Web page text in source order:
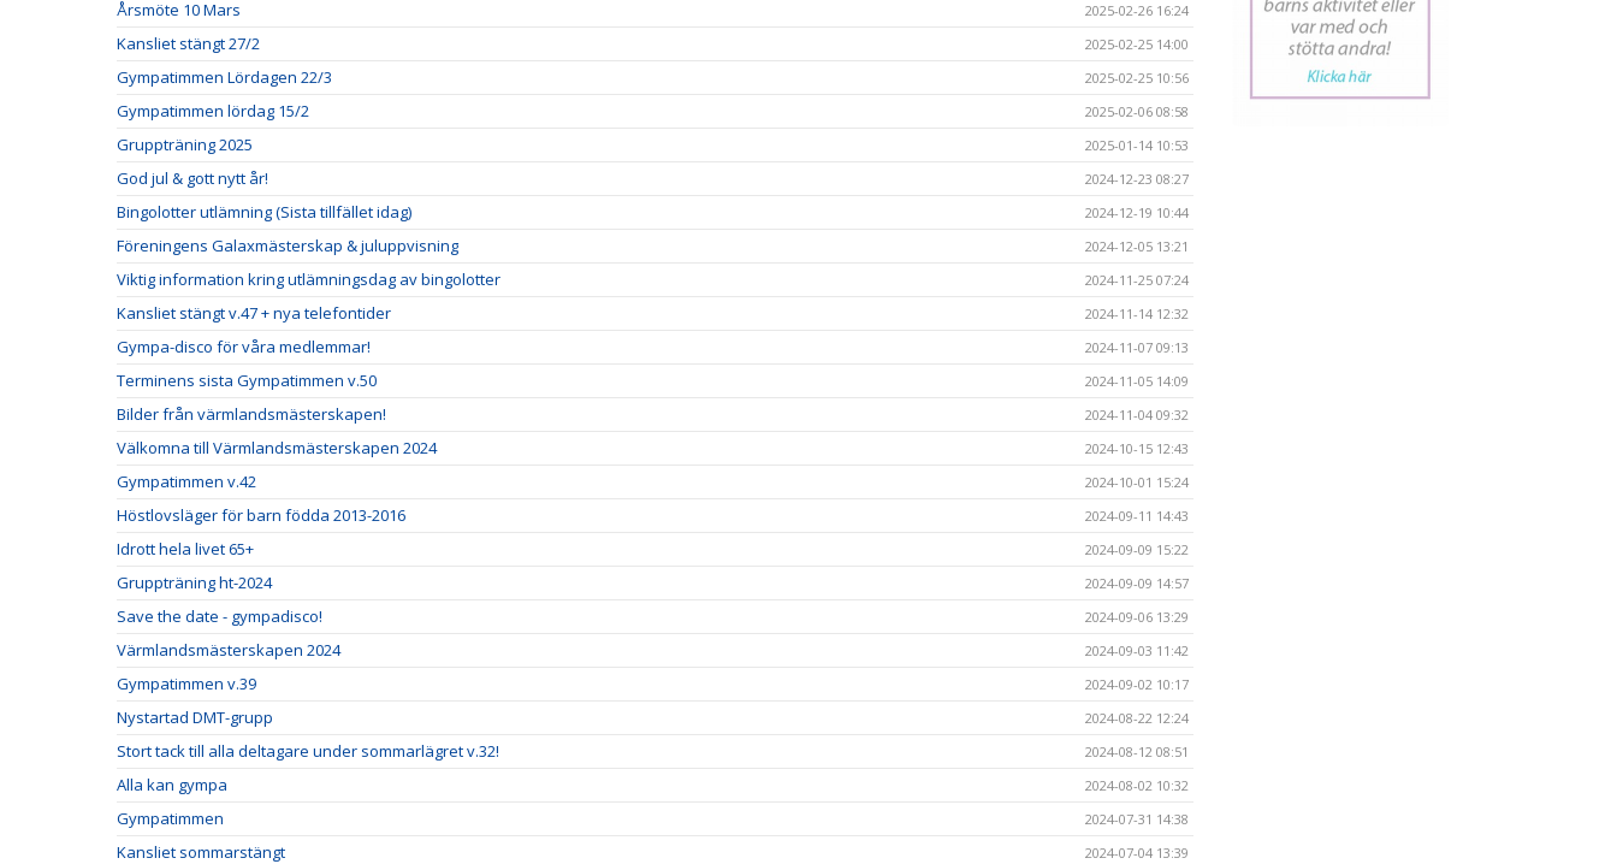
Årsmöte 10 Mars 2025-02-26 16:24
Kansliet stängt 27/2 2025-02-25 14:00
Gympatimmen Lördagen 22/3 2025-02-25 10:56
Gympatimmen lördag 15/2 2025-02-06 08:58
Gruppträning 2025 2025-01-14 10:53
God jul & gott nytt år! 2024-12-23 08:27
Bingolotter utlämning (Sista tillfället idag) 2024-12-19 10:44
Föreningens Galaxmästerskap & juluppvisning 2024-12-05 13:21
Viktig information kring utlämningsdag av bingolotter 2024-11-25 07:24
Kansliet stängt v.47 + nya telefontider 2024-11-14 12:32
Gympa-disco för våra medlemmar! 2024-11-07 09:13
Terminens sista Gympatimmen v.50 2024-11-05 14:09
Bilder från värmlandsmästerskapen! 2024-11-04 09:32
Välkomna till Värmlandsmästerskapen 2024 2024-10-15 12:43
Gympatimmen v.42 2024-10-01 15:24
Höstlovsläger för barn födda 2013-2016 2024-09-11 14:43
Idrott hela livet 65+ 2024-09-09 15:22
Gruppträning ht-2024 2024-09-09 14:57
Save the date - gympadisco! 2024-09-06 13:29
Värmlandsmästerskapen 2024 2024-09-03 11:42
Gympatimmen v.39 2024-09-02 10:17
Nystartad DMT-grupp 2024-08-22 12:24
Stort tack till alla deltagare under sommarlägret v.32! 2024-08-12 08:51
Alla kan gympa 2024-08-02 10:32
Gympatimmen 2024-07-31 14:38
Kansliet sommarstängt 2024-07-04 13:39